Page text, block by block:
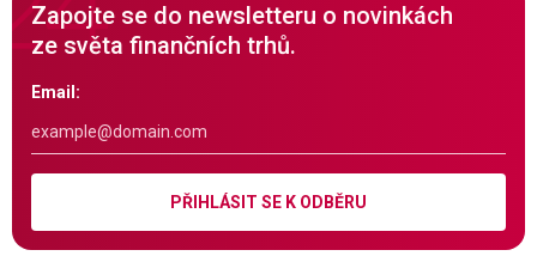
Zapojte se do newsletteru o novinkách
ze světa finančních trhů.
Email:
PŘIHLÁSIT SE K ODBĚRU